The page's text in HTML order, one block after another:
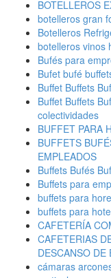
BOTELLEROS
botelleros gran
Botelleros
botelleros vinos
Bufés para
Bufet bufé
Buffet Buffets
Buffet Buffets
colectividades
BUFFET PARA
BUFFETS
EMPLEADOS
Buffets Bufés
Buffets para
buffets para
buffets para
CAFETERÍA
CAFETERIAS
DESCANSO DE
cámaras